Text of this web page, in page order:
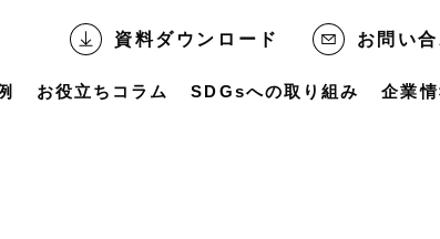
資料ダウンロード お問い
お役立ちコラム SDGsへの取り組み 企業情